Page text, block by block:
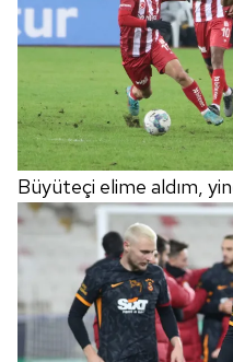
Büyüteçi elime aldım,